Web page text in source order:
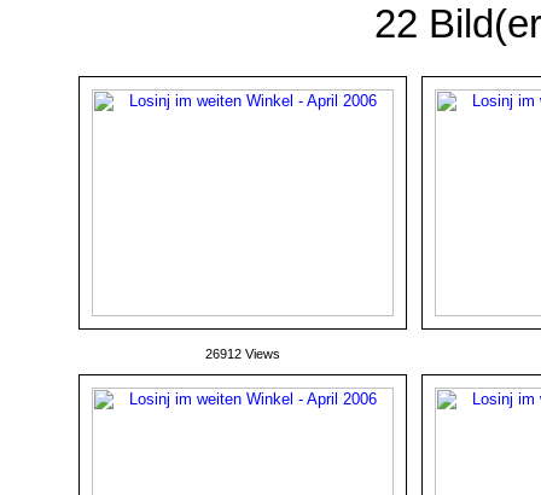
22
26912 Views